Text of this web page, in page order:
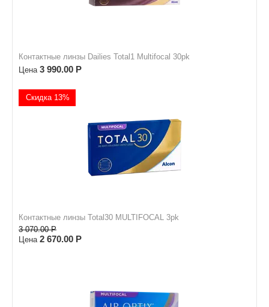
Контактные линзы Dailies Total1 Multifocal 30pk
Цена 3 990.00 Р
Скидка 13%
Контактные линзы Total30 MULTIFOCAL 3pk
3 070.00 Р
Цена 2 670.00 Р